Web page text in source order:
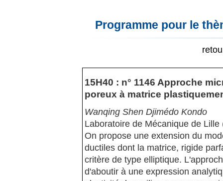
Programme pour le
15H40 : n° 1146 Approche
poreux à matrice
Wanqing Shen Djimédo Kondo
Laboratoire de Mécanique de Lille
On propose une extension du
ductiles dont la matrice, rigide
critère de type elliptique.
d'aboutir à une expression